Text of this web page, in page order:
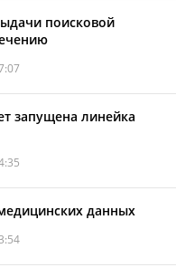
поисковой
запущена линейка
данных